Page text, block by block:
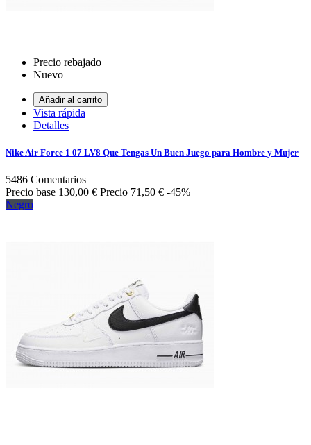
Precio rebajado
Nuevo
Añadir al carrito
Vista rápida
Detalles
Nike Air Force 1 07 LV8 Que Tengas Un Buen Juego para Hombre y Mujer
5486 Comentarios
Precio base 130,00 € Precio 71,50 € -45%
Negro